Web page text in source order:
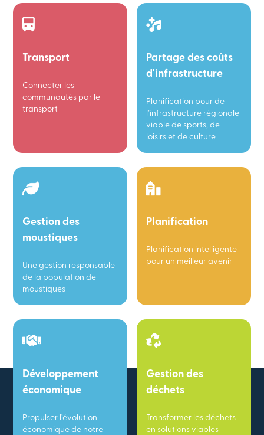
Transport
Connecter les
communautés par le
transport
Partage des coûts
d'infrastructure
Planification pour de
l’infrastructure régionale
viable de sports, de
loisirs et de culture
Gestion des
moustiques
Une gestion responsable
de la population de
moustiques
Planification
Planification intelligente
pour un meilleur avenir
Développement
économique
Propulser l’évolution
économique de notre
Gestion des
déchets
Transformer les déchets
en solutions viables